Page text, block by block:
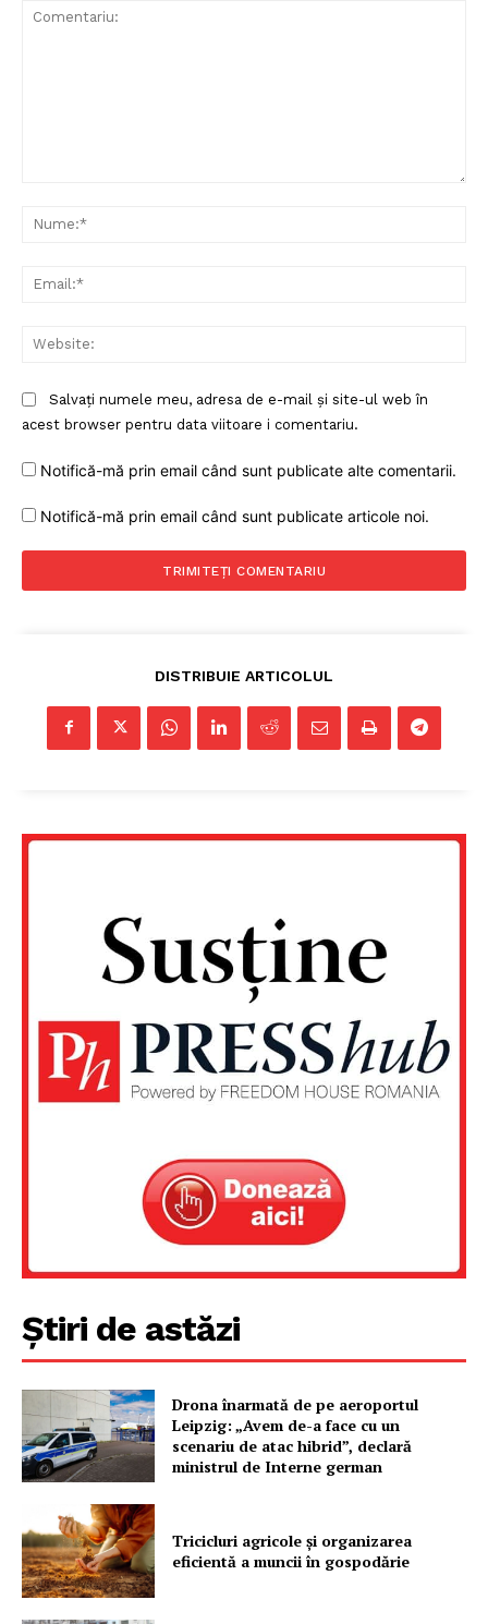
Salvați numele meu, adresa de e-mail și site-ul web în
acest browser pentru data viitoare i comentariu.
Notifică-mă prin email când sunt publicate alte comentarii.
Notifică-mă prin email când sunt publicate articole noi.
DISTRIBUIE ARTICOLUL
Știri de astăzi
Drona înarmată de pe aeroportul
Leipzig: „Avem de-a face cu un
scenariu de atac hibrid”, declară
ministrul de Interne german
Tricicluri agricole și organizarea
eficientă a muncii în gospodărie